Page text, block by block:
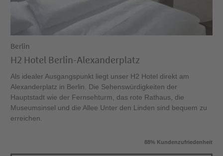
Berlin
H2 Hotel Berlin-Alexanderplatz
Als idealer Ausgangspunkt liegt unser H2 Hotel direkt am
Alexanderplatz in Berlin. Die Sehenswürdigkeiten der
Hauptstadt wie der Fernsehturm, das rote Rathaus, die
Museumsinsel und die Allee Unter den Linden sind bequem zu
erreichen.
88% Kundenzufriedenheit